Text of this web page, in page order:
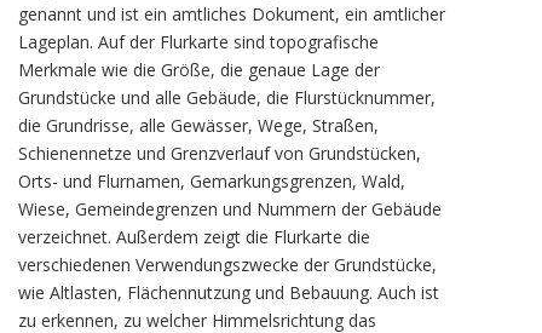
genannt und ist ein amtliches Dokument, ein amtlicher
Lageplan. Auf der Flurkarte sind topografische
Merkmale wie die Größe, die genaue Lage der
Grundstücke und alle Gebäude, die Flurstücknummer,
die Grundrisse, alle Gewässer, Wege, Straßen,
Schienennetze und Grenzverlauf von Grundstücken,
Orts- und Flurnamen, Gemarkungsgrenzen, Wald,
Wiese, Gemeindegrenzen und Nummern der Gebäude
verzeichnet. Außerdem zeigt die Flurkarte die
verschiedenen Verwendungszwecke der Grundstücke,
wie Altlasten, Flächennutzung und Bebauung. Auch ist
zu erkennen, zu welcher Himmelsrichtung das